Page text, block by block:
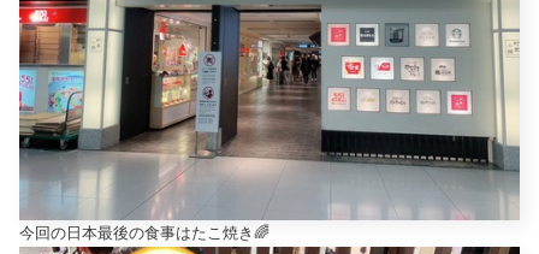
今回の日本最後の食事はたこ焼き🌈